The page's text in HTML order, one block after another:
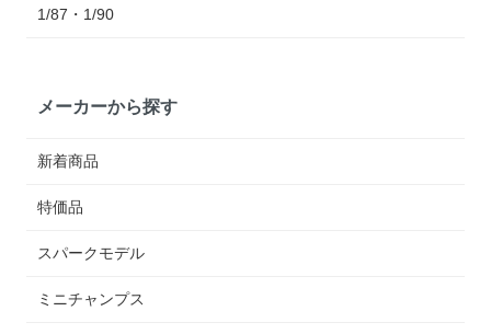
1/87・1/90
メーカーから探す
新着商品
特価品
スパークモデル
ミニチャンプス